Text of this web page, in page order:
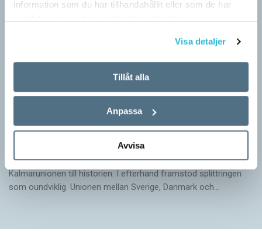
information som du har tillhandahållit eller som de har
Visa detaljer
Tillåt alla
Anpassa
Avvisa
Arvet från Gustav Vasa lever än i dag
När Gustav Vasa den 6 juni 1523 ­valdes till kung förpassades
Kalmar­unionen till historien. I efterhand framstod splittringen
som ound­viklig. ­Unionen ­mellan Sverige, Danmark och…